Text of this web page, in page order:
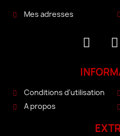
Mes adresses
Conditions d'utilisation
A propos